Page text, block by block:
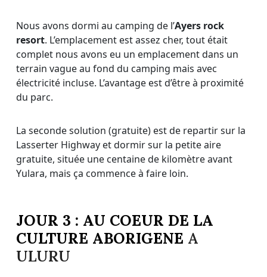
Nous avons dormi au camping de l’Ayers rock
resort. L’emplacement est assez cher, tout était
complet nous avons eu un emplacement dans un
terrain vague au fond du camping mais avec
électricité incluse. L’avantage est d’être à proximité
du parc.
La seconde solution (gratuite) est de repartir sur la
Lasserter Highway et dormir sur la petite aire
gratuite, située une centaine de kilomètre avant
Yulara, mais ça commence à faire loin.
JOUR 3 : AU COEUR DE LA
CULTURE ABORIGENE A
ULURU